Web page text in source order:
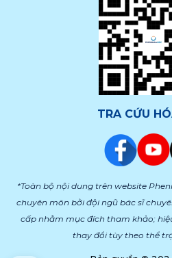
TRA CỨU
*Toàn bộ nội dung trên website
chuyên môn bởi đội ngũ bác sĩ
cấp nhằm mục đích tham khảo;
thay đổi tùy theo thể